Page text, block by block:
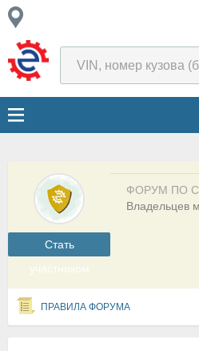
Cтать
участником
ФОРУМ ПО
Владельцев
ПРАВИЛА ФОРУМА